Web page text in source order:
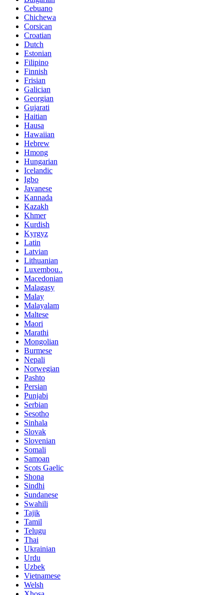
Cebuano
Chichewa
Corsican
Croatian
Dutch
Estonian
Filipino
Finnish
Frisian
Galician
Georgian
Gujarati
Haitian
Hausa
Hawaiian
Hebrew
Hmong
Hungarian
Icelandic
Igbo
Javanese
Kannada
Kazakh
Khmer
Kurdish
Kyrgyz
Latin
Latvian
Lithuanian
Luxembou..
Macedonian
Malagasy
Malay
Malayalam
Maltese
Maori
Marathi
Mongolian
Burmese
Nepali
Norwegian
Pashto
Persian
Punjabi
Serbian
Sesotho
Sinhala
Slovak
Slovenian
Somali
Samoan
Scots Gaelic
Shona
Sindhi
Sundanese
Swahili
Tajik
Tamil
Telugu
Thai
Ukrainian
Urdu
Uzbek
Vietnamese
Welsh